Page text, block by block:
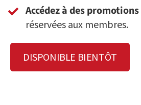
Accédez à des
réservées aux membres.
DISPONIBLE BIENTÔT